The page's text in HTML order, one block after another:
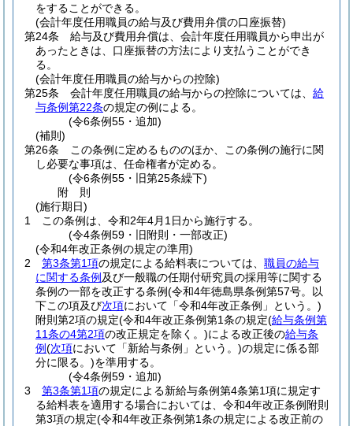
をすることができる。
(会計年度任用職員の給与及び費用弁償の口座振替)
第24条
給与及び費用弁償は、会計年度任用職員から申出が
あったときは、口座振替の方法により支払うことができ
る。
(会計年度任用職員の給与からの控除)
第25条
会計年度任用職員の給与からの控除については、 給
与条例第22条の規定の例による。
(令6条例55・追加)
(補則)
第26条
この条例に定めるもののほか、この条例の施行に関
し必要な事項は、任命権者が定める。
(令6条例55・旧第25条繰下)
附 則
(施行期日)
1
この条例は、令和2年4月1日から施行する。
(令4条例59・旧附則・一部改正)
(令和4年改正条例の規定の準用)
2
第3条第1項の規定による給料表については、 職員の給与
に関する条例 及び一般職の任期付研究員の採用等に関する
条例の一部を改正する条例(令和4年徳島県条例第57号。以
下この項及び次項において「令和4年改正条例」という。)
附則第2項の規定(令和4年改正条例第1条の規定(給与条例第
11条の4第2項の改正規定を除く。)による改正後の給与条
例(次項において「新給与条例」という。)の規定に係る部
分に限る。)を準用する。
(令4条例59・追加)
3
第3条第1項の規定による新給与条例第4条第1項に規定す
る給料表を適用する場合においては、令和4年改正条例附則
第3項の規定(令和4年改正条例第1条の規定による改正前の